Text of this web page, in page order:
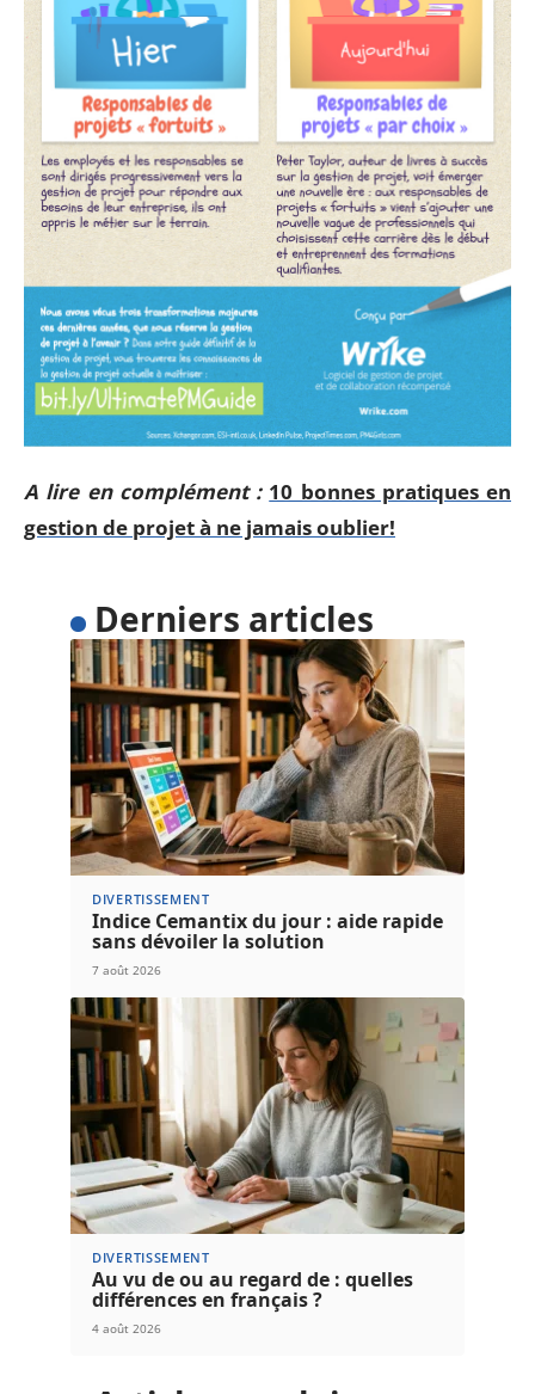
A lire en complément : 10 bonnes pratiques en
gestion de projet à ne jamais oublier!
Derniers articles
DIVERTISSEMENT
Indice Cemantix du jour : aide rapide
sans dévoiler la solution
7 août 2026
DIVERTISSEMENT
Au vu de ou au regard de : quelles
différences en français ?
4 août 2026